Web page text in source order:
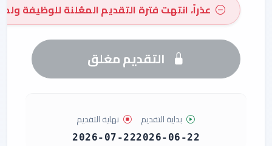
عذراً، انتهت فترة التقديم المعُلنة للوظيفة
التقديم مغلق
بداية التقديم
2026-06-22
نهاية التقديم
2026-07-22